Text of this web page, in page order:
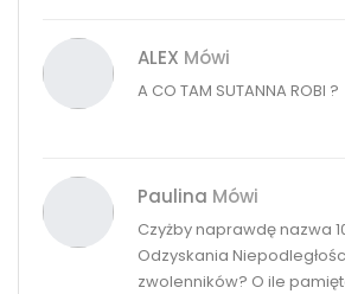
ALEX Mówi
A CO TAM SUTANNA ROBI ?
Paulina Mówi
Czyżby naprawdę nazwa
Odzyskania
zwolenników? O ile